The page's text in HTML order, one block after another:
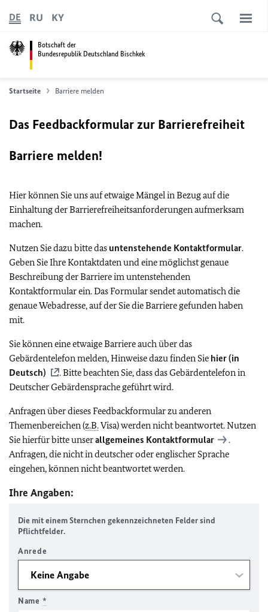
Botschaft der
Bundesrepublik Deutschland Bischkek
DE RU KY
Startseite Barriere melden
Das Feedbackformular zur Barrierefreiheit
Barriere melden!
Hier können Sie uns auf etwaige Mängel in Bezug auf die
Einhaltung der Barrierefreiheitsanforderungen aufmerksam
machen.
Nutzen Sie dazu bitte das untenstehende Kontaktformular.
Geben Sie Ihre Kontaktdaten und eine möglichst genaue
Beschreibung der Barriere im untenstehenden
Kontaktformular ein. Das Formular sendet automatisch die
genaue Webadresse, auf der Sie die Barriere gefunden haben
mit.
Sie können eine etwaige Barriere auch über das
Gebärdentelefon melden, Hinweise dazu finden Sie hier (in
Deutsch)
. Bitte beachten Sie, dass das Gebärdentelefon in
Deutscher Gebärdensprache geführt wird.
Anfragen über dieses Feedbackformular zu anderen
Themenbereichen (z.B.Visa) werden nicht beantwortet. Nutzen
Sie hierfür bitte unserallgemeines Kontaktformular
.
Anfragen, die nicht in deutscher oder englischer Sprache
eingehen, können nicht beantwortet werden.
Ihre Angaben:
Die mit einem Sternchen gekennzeichneten Felder sind
Pflichtfelder.
Anrede
Name *